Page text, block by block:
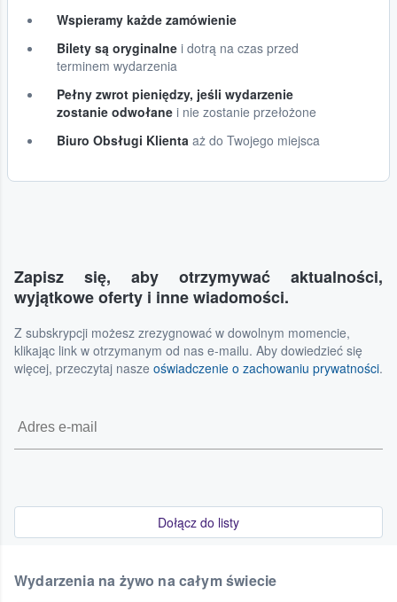
Wspieramy każde zamówienie
Bilety są oryginalne i dotrą na czas przed
terminem wydarzenia
Pełny zwrot pieniędzy, jeśli wydarzenie
zostanie odwołane i nie zostanie przełożone
Biuro Obsługi Klienta aż do Twojego miejsca
Zapisz się, aby otrzymywać aktualności,
wyjątkowe oferty i inne wiadomości.
Z subskrypcji możesz zrezygnować w dowolnym momencie,
klikając link w otrzymanym od nas e-mailu. Aby dowiedzieć się
więcej, przeczytaj nasze oświadczenie o zachowaniu prywatności.
Dołącz do listy
Wydarzenia na żywo na całym świecie